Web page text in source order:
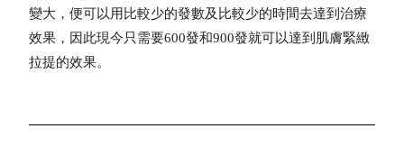
變大，便可以用比較少的發數及比較少的時間去達到治療
效果，因此現今只需要600發和900發就可以達到肌膚緊緻
拉提的效果。